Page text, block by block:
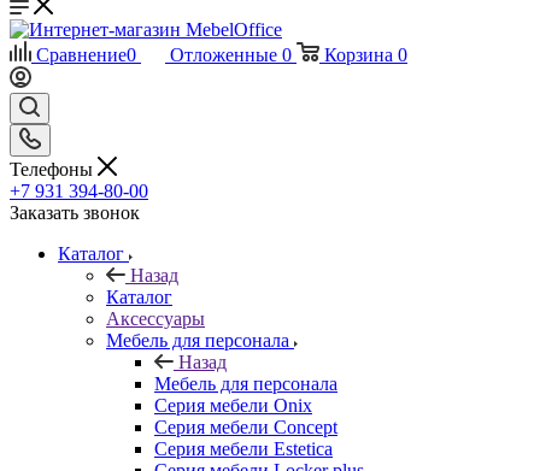
Сравнение0 Отложенные 0 Корзина 0
Телефоны
+7 931 394-80-00
Заказать звонок
Каталог
Назад
Каталог
Аксессуары
Мебель для персонала
Назад
Мебель для персонала
Серия мебели Onix
Серия мебели Concept
Серия мебели Estetica